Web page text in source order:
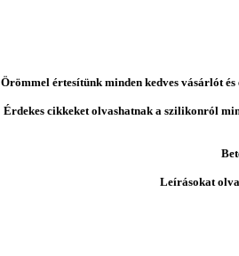
Örömmel értesítünk minden kedves vásárlót
Érdekes cikkeket olvashatnak a szilikonról
Leírásokat